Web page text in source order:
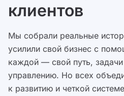
клиентов
Мы собрали реальные
усилили свой бизнес с
каждой — свой путь,
управлению. Но всех
к развитию и четкой